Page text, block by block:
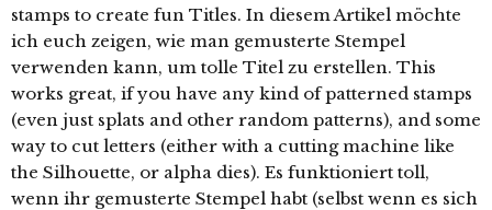
stamps to create fun Titles. In diesem Artikel möchte
ich euch zeigen, wie man gemusterte Stempel
verwenden kann, um tolle Titel zu erstellen. This
works great, if you have any kind of patterned stamps
(even just splats and other random patterns), and some
way to cut letters (either with a cutting machine like
the Silhouette, or alpha dies). Es funktioniert toll,
wenn ihr gemusterte Stempel habt (selbst wenn es sich